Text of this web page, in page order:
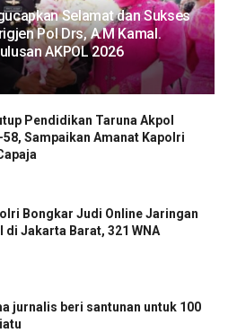
Selamat dan Sukses
Pol Drs, A.M Kamal.
AKPOL 2026
Pendidikan Taruna Akpol
Sampaikan Amanat Kapolri
Bongkar Judi Online Jaringan
di Jakarta Barat, 321 WNA
jurnalis beri santunan untuk 100